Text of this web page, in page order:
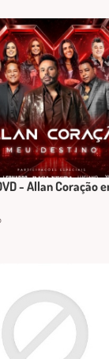
- Allan Coração